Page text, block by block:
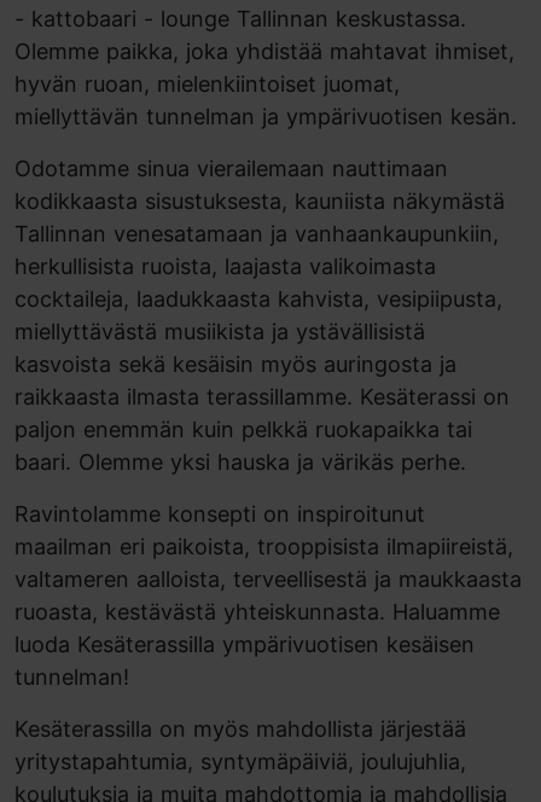
- kattobaari - lounge Tallinnan keskustassa.
Olemme paikka, joka yhdistää mahtavat ihmiset,
hyvän ruoan, mielenkiintoiset juomat,
miellyttävän tunnelman ja ympärivuotisen kesän.
Odotamme sinua vierailemaan nauttimaan
kodikkaasta sisustuksesta, kauniista näkymästä
Tallinnan venesatamaan ja vanhaankaupunkiin,
herkullisista ruoista, laajasta valikoimasta
cocktaileja, laadukkaasta kahvista, vesipiipusta,
miellyttävästä musiikista ja ystävällisistä
kasvoista sekä kesäisin myös auringosta ja
raikkaasta ilmasta terassillamme. Kesäterassi on
paljon enemmän kuin pelkkä ruokapaikka tai
baari. Olemme yksi hauska ja värikäs perhe.
Ravintolamme konsepti on inspiroitunut
maailman eri paikoista, trooppisista ilmapiireistä,
valtameren aalloista, terveellisestä ja maukkaasta
ruoasta, kestävästä yhteiskunnasta. Haluamme
luoda Kesäterassilla ympärivuotisen kesäisen
tunnelman!
Kesäterassilla on myös mahdollista järjestää
yritystapahtumia, syntymäpäiviä, joulujuhlia,
koulutuksia ja muita mahdottomia ja mahdollisia